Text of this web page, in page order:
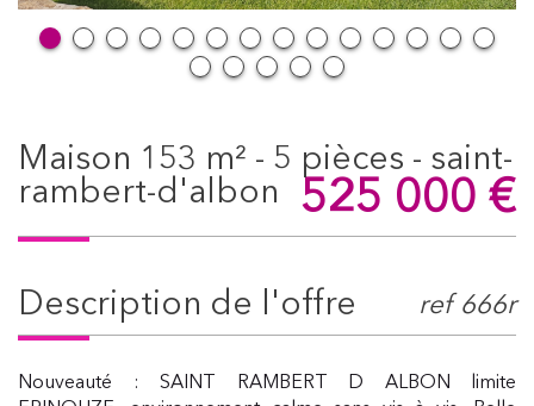
maison 153 m² - 5 pièces - saint-
rambert-d'albon
525 000 €
description de l'offre ref 666r
Nouveauté : SAINT RAMBERT D ALBON limite